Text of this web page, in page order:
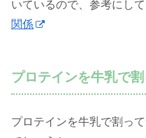
いているので、参考にし
関係
プロテインを牛乳で
プロテインを牛乳で割っ